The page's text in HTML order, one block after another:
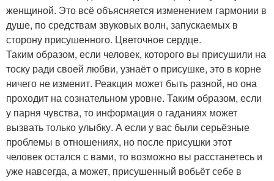
женщиной. Это всё объясняется изменением гармонии в
душе, по средствам звуковых волн, запускаемых в
сторону присушенного. Цветочное сердце.
Таким образом, если человек, которого вы присушили на
тоску ради своей любви, узнаёт о присушке, это в корне
ничего не изменит. Реакция может быть разной, но она
проходит на сознательном уровне. Таким образом, если
у парня чувства, то информация о гаданиях может
вызвать только улыбку. А если у вас были серьёзные
проблемы в отношениях, но после присушки этот
человек остался с вами, то возможно вы расстанетесь и
уже навсегда, а может, присушенный вобьёт себе в